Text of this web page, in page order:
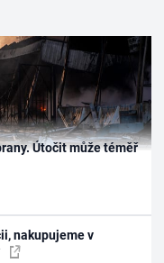
Útočit může téměř
nakupujeme v